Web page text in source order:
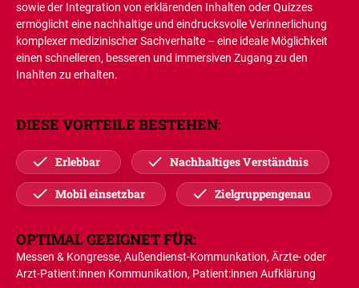
sowie der Integration von erklärenden Inhalten oder Quizzes
ermöglicht eine nachhaltige und eindrucksvolle Verinnerlichung
komplexer medizinischer Sachverhalte – eine ideale Möglichkeit
einen schnelleren, besseren und immersiven Zugang zu den
Inahlten zu erhalten.
DIESE VORTEILE BESTEHEN:
Erlebbar Nachhaltiges Verständnis
Mobil einsetzbar Zielgruppengenau
OPTIMAL GEEIGNET FÜR:
Messen & Kongresse, Außendienst-Kommunkation, Ärzte- oder
Arzt-Patient:innen Kommunikation, Patient:innen Aufklärung